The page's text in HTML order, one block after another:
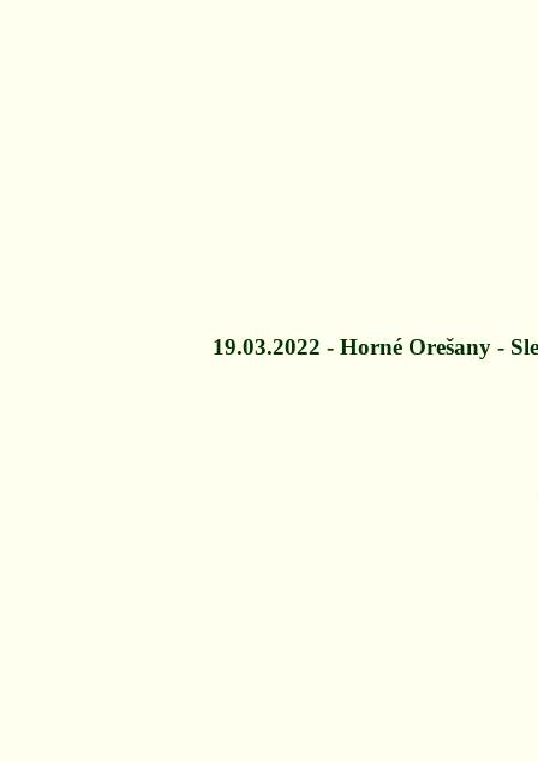
19.03.2022 - Horné Orešany -